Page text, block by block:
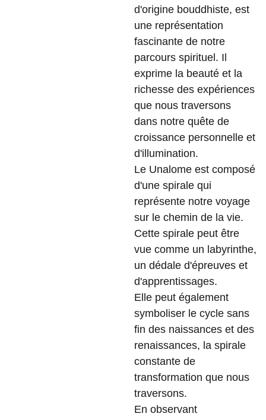
d'origine bouddhiste, est
une représentation
fascinante de notre
parcours spirituel. Il
exprime la beauté et la
richesse des expériences
que nous traversons
dans notre quête de
croissance personnelle et
d'illumination.
Le Unalome est composé
d'une spirale qui
représente notre voyage
sur le chemin de la vie.
Cette spirale peut être
vue comme un labyrinthe,
un dédale d'épreuves et
d'apprentissages.
Elle peut également
symboliser le cycle sans
fin des naissances et des
renaissances, la spirale
constante de
transformation que nous
traversons.
En observant